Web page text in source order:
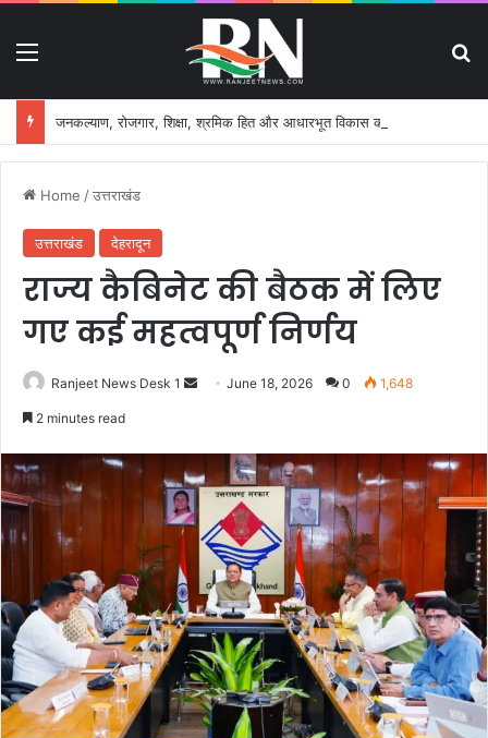
Home /उत्तराखंड
उत्तराखंड देहरादून
राज्य कैबिनेट की बैठक में लिए
गए कई महत्वपूर्ण निर्णय
Ranjeet News Desk 1
a
e
a
i
June 18, 2026 0 1,648
2 minutes read